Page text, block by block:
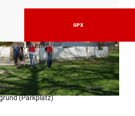
| CC-BY-SA
Schäfer |
CC-BY-SA
© Verkehrsverein Paderborn e.V., K. Schäfer |
CC-BY-SA
GPX
20,86 km
406 m
284 m
(Parkplatz)
(Parkplatz)